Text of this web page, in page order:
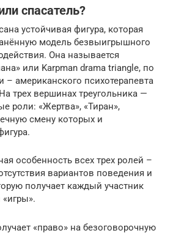
спасатель?
устойчивая фигура, которая
модель безвыигрышного
Она называется
или Karpman drama triangle, по
– американского психотерапевта
трех вершинах треугольника —
роли: «Жертва», «Тиран»,
смену которых и
особенность всех трех ролей –
вариантов поведения и
получает каждый участник
«право» на безоговорочную